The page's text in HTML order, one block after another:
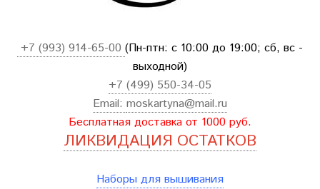
+7 (993) 914-65-00 (Пн-птн: с 10:00 до 19:00; сб, вс -
выходной)
+7 (499) 550-34-05
Email: moskartyna@mail.ru
Бесплатная доставка от 1000 руб.
ЛИКВИДАЦИЯ ОСТАТКОВ
Наборы для вышивания